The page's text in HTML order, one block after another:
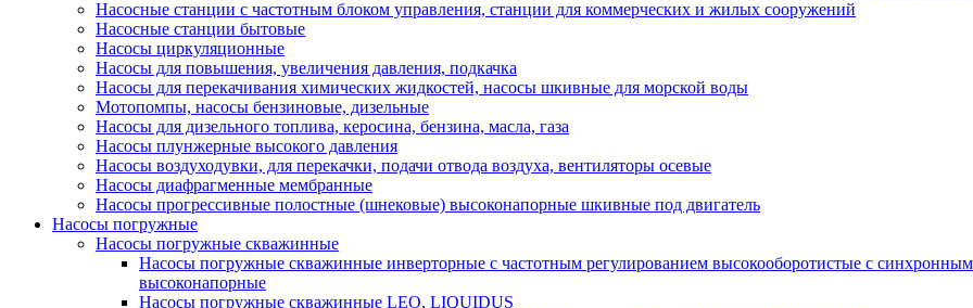
Насосные станции с частотным блоком управления, станции для коммерческих и жилых сооружений
Насосные станции бытовые
Насосы циркуляционные
Насосы для повышения, увеличения давления, подкачка
Насосы для перекачивания химических жидкостей, насосы шкивные для морской воды
Мотопомпы, насосы бензиновые, дизельные
Насосы для дизельного топлива, керосина, бензина, масла, газа
Насосы плунжерные высокого давления
Насосы воздуходувки, для перекачки, подачи отвода воздуха, вентиляторы осевые
Насосы диафрагменные мембранные
Насосы прогрессивные полостные (шнековые) высоконапорные шкивные под двигатель
Насосы погружные
Насосы погружные скважинные
Насосы погружные скважинные инверторные с частотным регулированием высокооборотистые с
высоконапорные
Насосы погружные скважинные LEO, LIQUIDUS